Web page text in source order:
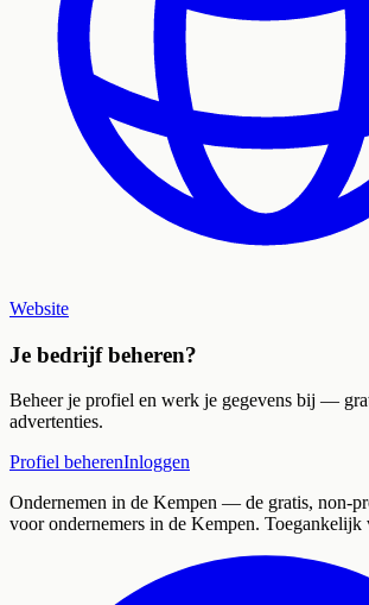
Website
Je bedrijf beheren?
Beheer je profiel en werk je gegevens bij —
advertenties.
Profiel beherenInloggen
Ondernemen in de Kempen — de gratis, non-
voor ondernemers in de Kempen. Toegankelijk